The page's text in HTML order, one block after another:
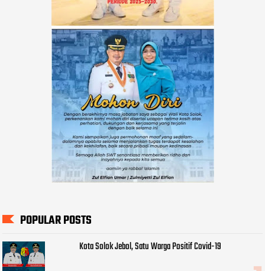
POPULAR POSTS
Kota Solok Jebol, Satu Warga Positif Covid-19